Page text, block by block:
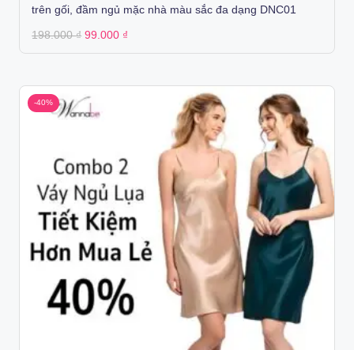
trên gối, đầm ngủ mặc nhà màu sắc đa dạng DNC01
198.000₫ Original
was:
99.000 ₫
is:
-40%